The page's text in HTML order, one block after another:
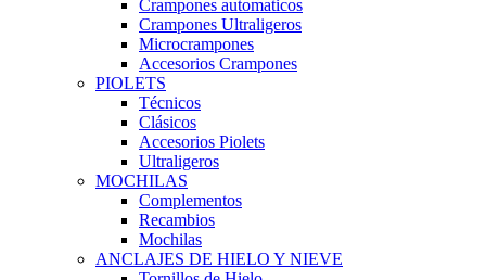
Crampones automaticos
Crampones Ultraligeros
Microcrampones
Accesorios Crampones
PIOLETS
Técnicos
Clásicos
Accesorios Piolets
Ultraligeros
MOCHILAS
Complementos
Recambios
Mochilas
ANCLAJES DE HIELO Y NIEVE